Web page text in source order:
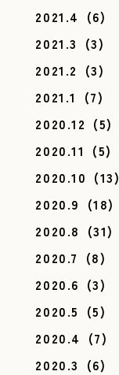
2021.4 (6)
2021.3 (3)
2021.2 (3)
2021.1
(7)
2020.12 (5)
2020.11 (5)
2020.10 (13)
2020.9 (18)
2020.8 (31)
2020.7 (8)
2020.6 (3)
2020.5 (5)
2020.4 (7)
2020.3 (6)